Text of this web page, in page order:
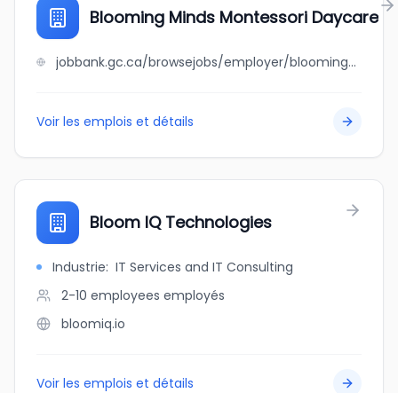
Blooming Minds Montessori Daycare
jobbank.gc.ca/browsejobs/employer/blooming+minds+montessori+daycare/ca
Voir les emplois et détails
Bloom IQ Technologies
Industrie: IT Services and IT Consulting
2-10 employees employés
bloomiq.io
Voir les emplois et détails